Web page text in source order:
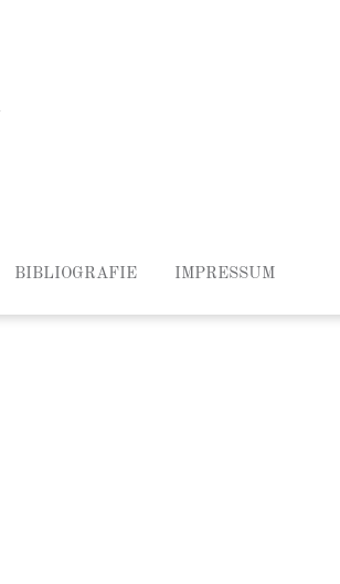
BIBLIOGRAFIE IMPRESSUM